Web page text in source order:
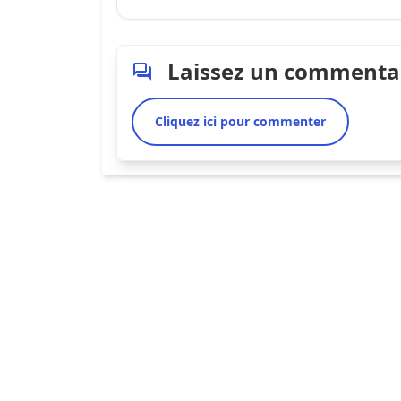
Laissez un
Cliquez ici pour commenter